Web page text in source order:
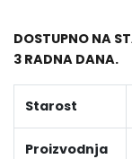
DOSTUPNO NA
3 RADNA DANA.
Starost
Proizvodnja